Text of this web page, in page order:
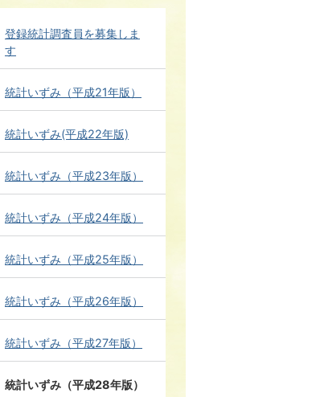
登録統計調査員を募集しま
す
統計いずみ（平成21年版）
統計いずみ(平成22年版)
統計いずみ（平成23年版）
統計いずみ（平成24年版）
統計いずみ（平成25年版）
統計いずみ（平成26年版）
統計いずみ（平成27年版）
統計いずみ（平成28年版）